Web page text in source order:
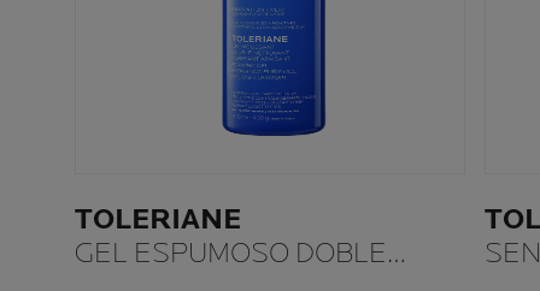
TOLERIANE
GEL ESPUMOSO DOBLE